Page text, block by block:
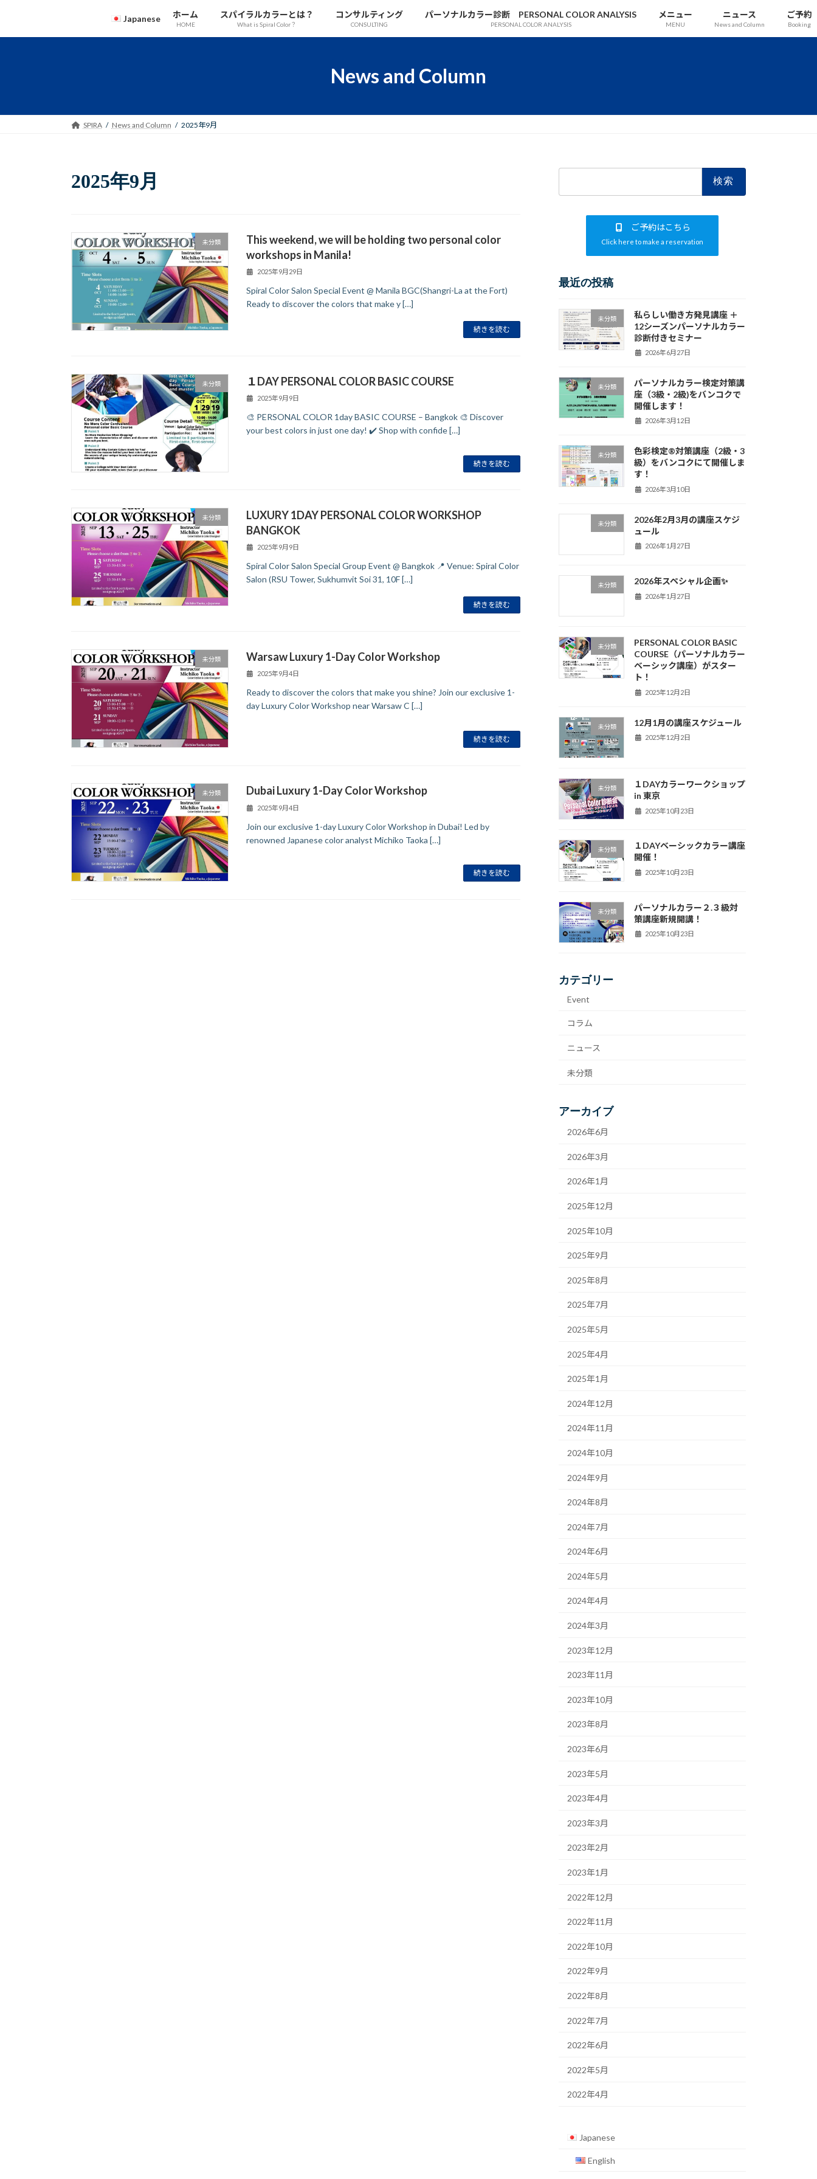
テ
ゲ
Japanese ホーム
HOME
スパイラルカラーとは？
What is Spiral Color？
コンサルティング
CONSULTING
パーソナルカラー診断 PERSONAL COLOR ANALYSIS
PERSONAL COLOR ANALYSIS
メニュー
MENU
ニュース
News and Column
ご予約
Booking
News and Column
SPIRA News and Column 2025年9月
2025年9月
未分類
This weekend, we will be holding two personal color
workshops in Manila!
2025年9月29日
Spiral Color Salon Special Event @ Manila BGC(Shangri-La at the Fort)
Ready to discover the colors that make y […]
続きを読む
未分類 １DAY PERSONAL COLOR BASIC COURSE
2025年9月9日
🎨 PERSONAL COLOR 1day BASIC COURSE – Bangkok 🎨 Discover
your best colors in just one day! ✔️ Shop with confide […]
続きを読む
未分類
LUXURY 1DAY PERSONAL COLOR WORKSHOP
BANGKOK
2025年9月9日
Spiral Color Salon Special Group Event @ Bangkok 📍 Venue: Spiral Color
Salon (RSU Tower, Sukhumvit Soi 31, 10F […]
続きを読む
未分類 Warsaw Luxury 1-Day Color Workshop
2025年9月4日
Ready to discover the colors that make you shine? Join our exclusive 1-
day Luxury Color Workshop near Warsaw C […]
続きを読む
未分類 Dubai Luxury 1-Day Color Workshop
2025年9月4日
Join our exclusive 1-day Luxury Color Workshop in Dubai! Led by
renowned Japanese color analyst Michiko Taoka […]
続きを読む
ご予約はこちら
Click here to make a reservation
最近の投稿
未分類
私らしい働き方発見講座 ＋
12シーズンパーソナルカラー
診断付きセミナー
2026年6月27日
未分類
パーソナルカラー検定対策講
座（3級・2級)をバンコクで
開催します！
2026年3月12日
未分類
色彩検定®対策講座（2級・3
級）をバンコクにて開催しま
す！
2026年3月10日
未分類
2026年2月3月の講座スケジ
ュール
2026年1月27日
未分類 2026年スペシャル企画✨
2026年1月27日
未分類
PERSONAL COLOR BASIC
COURSE（パーソナルカラー
ベーシック講座）がスター
ト！
2025年12月2日
未分類 12月1月の講座スケジュール
2025年12月2日
未分類
１DAYカラーワークショップ
in 東京
2025年10月23日
未分類
１DAYベーシックカラー講座
開催！
2025年10月23日
未分類
パーソナルカラー２.３級対
策講座新規開講！
2025年10月23日
カテゴリー
Event
コラム
ニュース
未分類
アーカイブ
2026年6月
2026年3月
2026年1月
2025年12月
2025年10月
2025年9月
2025年8月
2025年7月
2025年5月
2025年4月
2025年1月
2024年12月
2024年11月
2024年10月
2024年9月
2024年8月
2024年7月
2024年6月
2024年5月
2024年4月
2024年3月
2023年12月
2023年11月
2023年10月
2023年8月
2023年6月
2023年5月
2023年4月
2023年3月
2023年2月
2023年1月
2022年12月
2022年11月
2022年10月
2022年9月
2022年8月
2022年7月
2022年6月
2022年5月
2022年4月
Japanese
English